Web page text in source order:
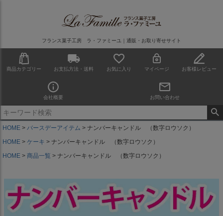
フランス菓子工房 ラ・ファミーユ｜通販・お取り寄せサイト
商品カテゴリー お支払方法・送料 お気に入り マイページ お客様レビュー
会社概要 お問い合わせ
HOME バースデーアイテム
ナンバーキャンドル （数字ロウソク）
HOME
ケーキ
ナンバーキャンドル （数字ロウソク）
HOME
商品一覧 ナンバーキャンドル （数字ロウソク）